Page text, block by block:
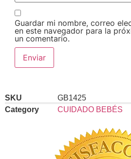
Guardar mi nombre, correo
en este navegador para la
un comentario.
SKU
GB1425
Category
CUIDADO BEBÉS